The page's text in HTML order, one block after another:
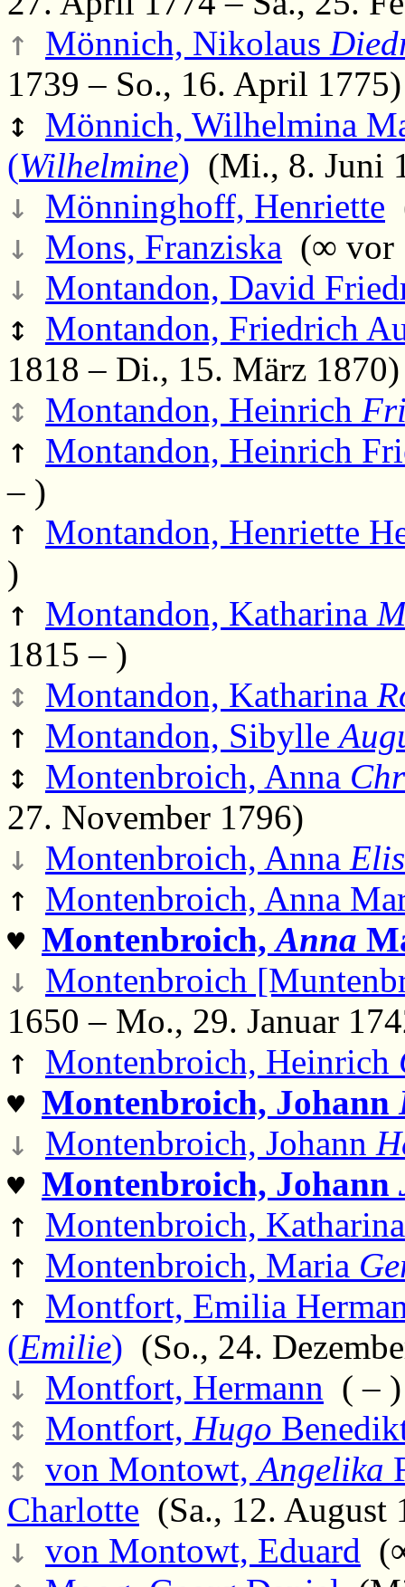
↑ Mönnich, Nikolaus
1739 – So., 16. April 1775)
↕ Mönnich, Wilhelmina
(Wilhelmine) (Mi., 8. Juni
↓ Mönninghoff, Henriette
↓ Mons, Franziska (∞ vor
↓ Montandon, David
↕ Montandon, Friedrich
1818 – Di., 15. März 1870)
↕ Montandon, Heinrich
↑ Montandon, Heinrich
– )
↑ Montandon, Henriette
)
↑ Montandon, Katharina
1815 – )
↕ Montandon, Katharina
↑ Montandon, Sibylle
↕ Montenbroich, Anna
27. November 1796)
↓ Montenbroich, Anna
↑ Montenbroich, Anna
♥ Montenbroich,Anna
↓ Montenbroich
1650 – Mo., 29. Januar
↑ Montenbroich, Heinrich
♥ Montenbroich, Johann
↓ Montenbroich, Johann
♥ Montenbroich, Johann
↑ Montenbroich,
↑ Montenbroich, Maria
↑ Montfort, Emilia
(Emilie) (So., 24.
↓ Montfort, Hermann ( – )
↕ Montfort, Hugo
↕ von Montowt,Angelika
Charlotte (Sa., 12.
↓ von Montowt, Eduard